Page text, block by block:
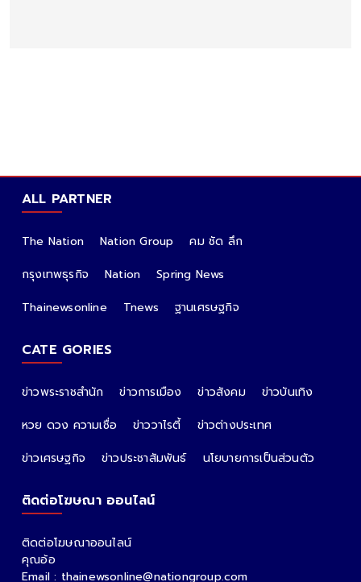
ALL PARTNER
The Nation Nation Group
คม ชัด ลึก
กรุงเทพธุรกิจ
Nation
Spring News
Thainewsonline
Tnews ฐานเศรษฐกิจ
CATE GORIES
ข่าวพระราชสำนัก ข่าวการเมือง ข่าวสังคม
ข่าวบันเทิง
หวย ดวง ความเชื่อ
ข่าววาไรตี้
ข่าวต่างประเทศ
ข่าวเศรษฐกิจ
ข่าวประชาสัมพันธ์ นโยบายการเป็นส่วนตัว
ติดต่อโฆษณา ออนไลน์
ติดต่อโฆษณาออนไลน์
คุณอ้อ
Email : thainewsonline@nationgroup.com